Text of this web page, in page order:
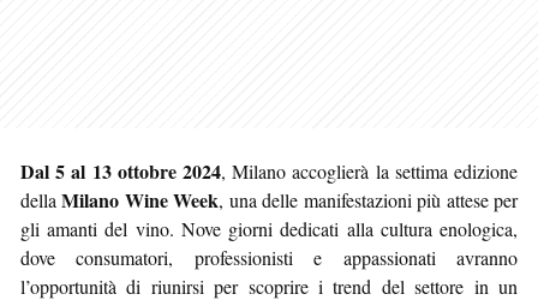
Dal 5 al 13 ottobre 2024, Milano accoglierà la settima edizione
dellaMilano Wine Week, una delle manifestazioni più attese per
gli amanti del vino. Nove giorni dedicati alla cultura enologica,
dove consumatori, professionisti e appassionati avranno
l’opportunità di riunirsi per scoprire i trend del settore in un